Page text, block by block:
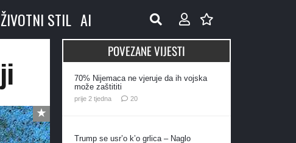
ŽIVOTNI STIL AI
POVEZANE VIJESTI
70% Nijemaca ne vjeruje da ih vojska
može zaštititi
prije 2 tjedna 20komentara
Trump se usr’o k’o grlica – Naglo